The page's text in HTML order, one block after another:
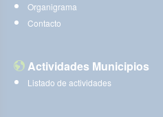
Organigrama
Contacto
Actividades Municipios
Listado de actividades